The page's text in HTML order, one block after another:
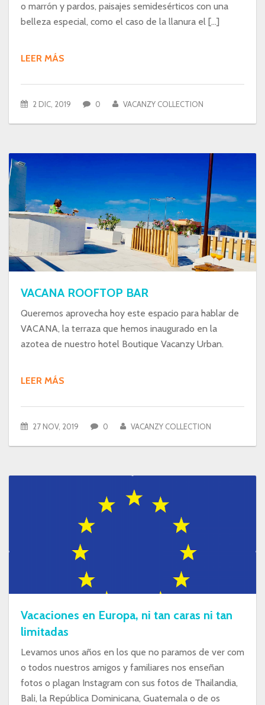
o marrón y pardos, paisajes semidesérticos con una
belleza especial, como el caso de la llanura el […]
LEER MÁS
2 DIC, 2019 0 VACANZY COLLECTION
VACANA ROOFTOP BAR
Queremos aprovecha hoy este espacio para hablar de
VACANA, la terraza que hemos inaugurado en la
azotea de nuestro hotel Boutique Vacanzy Urban.
LEER MÁS
27 NOV, 2019 0 VACANZY COLLECTION
Vacaciones en Europa, ni tan caras ni tan
limitadas
Levamos unos años en los que no paramos de ver com
o todos nuestros amigos y familiares nos enseñan
fotos o plagan Instagram con sus fotos de Thailandia,
Bali, la República Dominicana, Guatemala o de os